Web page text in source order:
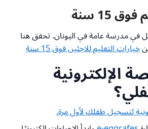
15 سنة
في مدرسة عامة في اليونان. تحقق هنا
خيارات التعليم للاجئين فوق 15 سنة
الإلكترونية
لتسجيل طفلك لأول مرة.